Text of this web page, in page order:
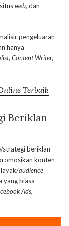
web, dan
pengeluaran
hanya
Content Writer,
Terbaik
Beriklan
strategi beriklan
konten
audience
yang biasa
Ads,